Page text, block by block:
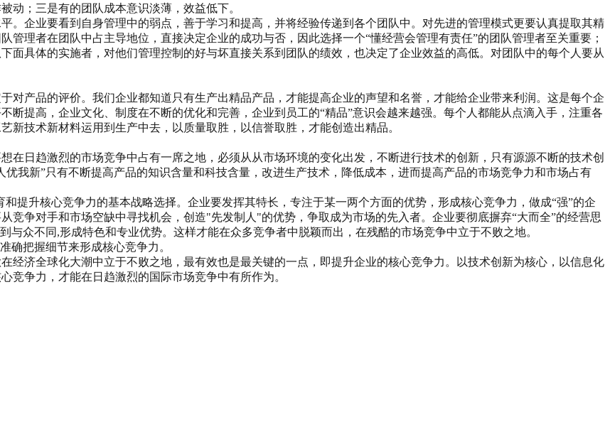
动；三是有的团队成本意识淡薄，效益低下。
。企业要看到自身管理中的弱点，善于学习和提高，并将经验传递到各个团队中。对先进的管理模式更要认真提取其精
理者在团队中占主导地位，直接决定企业的成功与否，因此选择一个“懂经营会管理有责任”的团队管理者至关重要；
面具体的实施者，对他们管理控制的好与坏直接关系到团队的绩效，也决定了企业效益的高低。对团队中的每个人要从
产品的评价。我们企业都知道只有生产出精品产品，才能提高企业的声望和名誉，才能给企业带来利润。这是每个企
断提高，企业文化、制度在不断的优化和完善，企业到员工的“精品”意识会越来越强。每个人都能从点滴入手，注重各
技术新材料运用到生产中去，以质量取胜，以信誉取胜，才能创造出精品。
在日趋激烈的市场竞争中占有一席之地，必须从从市场环境的变化出发，不断进行技术的创新，只有源源不断的技术创
我新”只有不断提高产品的知识含量和科技含量，改进生产技术，降低成本，进而提高产品的市场竞争力和市场占有
升核心竞争力的基本战略选择。企业要发挥其特长，专注于某一两个方面的优势，形成核心竞争力，做成“强”的企
竞争对手和市场空缺中寻找机会，创造"先发制人"的优势，争取成为市场的先入者。企业要彻底摒弃“大而全”的经营思
与众不同,形成特色和专业优势。这样才能在众多竞争者中脱颖而出，在残酷的市场竞争中立于不败之地。
确把握细节来形成核心竞争力。
经济全球化大潮中立于不败之地，最有效也是最关键的一点，即提升企业的核心竞争力。以技术创新为核心，以信息化
竞争力，才能在日趋激烈的国际市场竞争中有所作为。